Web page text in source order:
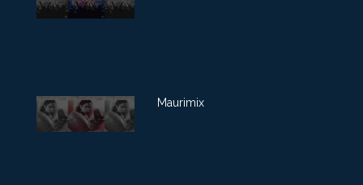
Maurimix